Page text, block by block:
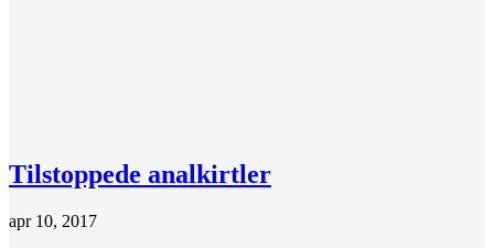
Tilstoppede analkirtler
apr 10, 2017